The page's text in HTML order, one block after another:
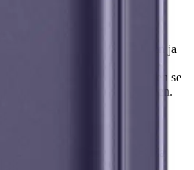
5G NR:n, Wi-Fi 6E:n ja
Galaxy S24 tarjoaa nopean
laajan langattoman peiton, joten se
ja verkkopelaamiseen.
kestävyys
olevalla sormenjälkilukijalla
tarjoaa turvallisen ja kätevän